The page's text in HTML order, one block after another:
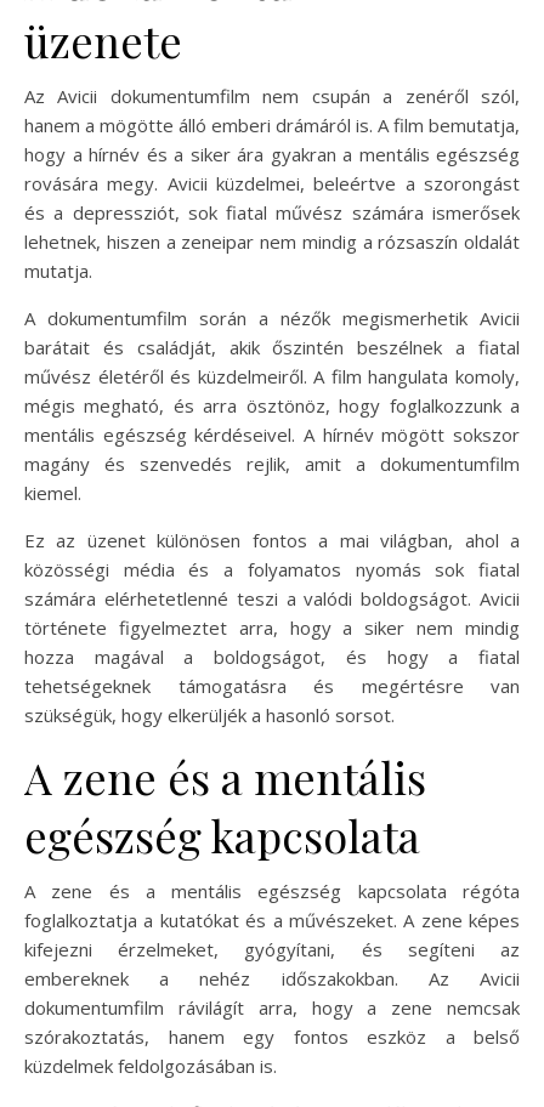
üzenete
Az Avicii dokumentumfilm nem csupán a zenéről szól,
hanem a mögötte álló emberi drámáról is. A film bemutatja,
hogy a hírnév és a siker ára gyakran a mentális egészség
rovására megy. Avicii küzdelmei, beleértve a szorongást
és a depressziót, sok fiatal művész számára ismerősek
lehetnek, hiszen a zeneipar nem mindig a rózsaszín oldalát
mutatja.
A dokumentumfilm során a nézők megismerhetik Avicii
barátait és családját, akik őszintén beszélnek a fiatal
művész életéről és küzdelmeiről. A film hangulata komoly,
mégis megható, és arra ösztönöz, hogy foglalkozzunk a
mentális egészség kérdéseivel. A hírnév mögött sokszor
magány és szenvedés rejlik, amit a dokumentumfilm
kiemel.
Ez az üzenet különösen fontos a mai világban, ahol a
közösségi média és a folyamatos nyomás sok fiatal
számára elérhetetlenné teszi a valódi boldogságot. Avicii
története figyelmeztet arra, hogy a siker nem mindig
hozza magával a boldogságot, és hogy a fiatal
tehetségeknek támogatásra és megértésre van
szükségük, hogy elkerüljék a hasonló sorsot.
A zene és a mentális
egészség kapcsolata
A zene és a mentális egészség kapcsolata régóta
foglalkoztatja a kutatókat és a művészeket. A zene képes
kifejezni érzelmeket, gyógyítani, és segíteni az
embereknek a nehéz időszakokban. Az Avicii
dokumentumfilm rávilágít arra, hogy a zene nemcsak
szórakoztatás, hanem egy fontos eszköz a belső
küzdelmek feldolgozásában is.